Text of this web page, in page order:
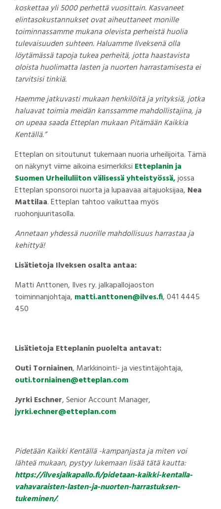
koskettaa yli 5000 perhettä vuosittain. Kasvaneet
elintasokustannukset ovat aiheuttaneet monille
toiminnassamme mukana olevista perheistä huolia
tulevaisuuden suhteen. Haluamme Ilveksenä olla
löytämässä tapoja tukea perheitä, jotta haastavista
oloista huolimatta lasten ja nuorten harrastamisesta ei
tarvitsisi tinkiä.
Haemme jatkuvasti mukaan henkilöitä ja yrityksiä, jotka
haluavat toimia meidän kanssamme mahdollistajina, ja
on upeaa saada Etteplan mukaan Pitämään Kaikkia
Kentällä.”
Etteplan on sitoutunut tukemaan nuoria urheilijoita. Tämä
on näkynyt viime aikoina esimerkiksi Etteplanin ja
Suomen Urheiluliiton välisessä yhteistyössä,jossa
Etteplan sponsoroi nuorta ja lupaavaa aitajuoksijaa, Nea
Mattilaa. Etteplan tahtoo vaikuttaa myös
ruohonjuuritasolla.
Annetaan yhdessä nuorille mahdollisuus harrastaa ja
kehittyä!
Lisätietoja Ilveksen osalta antaa:
Matti Anttonen, Ilves ry. jalkapallojaoston
toiminnanjohtaja, matti.anttonen@ilves.fi, 041 4445
450
Lisätietoja Etteplanin puolelta antavat:
Outi Torniainen, Markkinointi- ja viestintäjohtaja,
outi.torniainen@etteplan.com
Jyrki Eschner, Senior Account Manager,
jyrki.echner@etteplan.com
Pidetään Kaikki Kentällä -kampanjasta ja miten voi
lähteä mukaan, pystyy lukemaan lisää tätä kautta:
https://ilvesjalkapallo.fi/pidetaan-kaikki-kentalla-
vahavaraisten-lasten-ja-nuorten-harrastuksen-
tukeminen/.